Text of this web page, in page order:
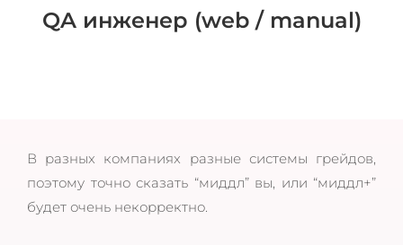
QA инженер (web / manual)
В разных компаниях разные системы грейдов,
поэтому точно сказать “миддл” вы, или “миддл+”
будет очень некорректно.